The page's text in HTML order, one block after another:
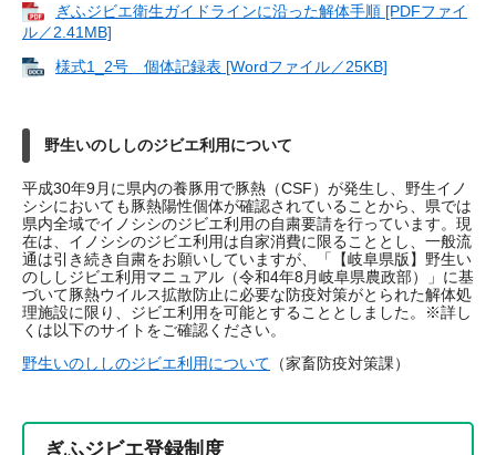
ぎふジビエ衛生ガイドラインに沿った解体手順 [PDFファイ
ル／2.41MB]
様式1_2号 個体記録表 [Wordファイル／25KB]
野生いのししのジビエ利用について
平成30年9月に県内の養豚用で豚熱（CSF）が発生し、野生イノ
シシにおいても豚熱陽性個体が確認されていることから、県では
県内全域でイノシシのジビエ利用の自粛要請を行っています。現
在は、イノシシのジビエ利用は自家消費に限ることとし、一般流
通は引き続き自粛をお願いしていますが、「【岐阜県版】野生い
のししジビエ利用マニュアル（令和4年8月岐阜県農政部）」に基
づいて豚熱ウイルス拡散防止に必要な防疫対策がとられた解体処
理施設に限り、ジビエ利用を可能とすることとしました。※詳し
くは以下のサイトをご確認ください。
野生いのししのジビエ利用について （家畜防疫対策課）
ぎふジビエ登録制度